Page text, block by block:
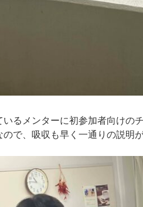
るメンターに初参加者向けの
で、吸収も早く一通りの説明